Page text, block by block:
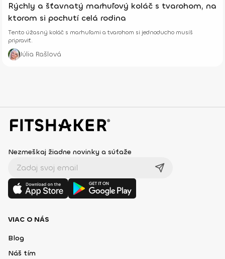
Rýchly a šťavnatý marhuľový koláč s tvarohom, na
ktorom si pochutí celá rodina
Tento úžasný koláč s marhuľami a tvarohom si jednoducho musíš
pripraviť.
Júlia Rašlová
Nezmeškaj žiadne novinky a súťaže
VIAC O NÁS
Blog
Náš tím